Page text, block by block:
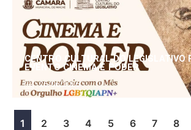
CENTRO CULTURAL DO LEGISLATIVO
EVENTO CINEMA E PODER
25/06/2026
1 2 3 4 5 6 7 8